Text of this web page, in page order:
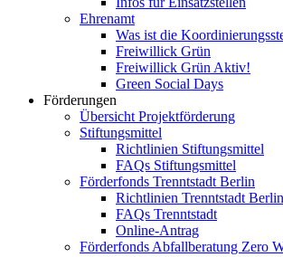
Ehrenamt
Was ist die
Freiwillick Grün
Freiwillick Grün Aktiv!
Green Social Days
Förderungen
Übersicht Projektförderung
Stiftungsmittel
Richtlinien Stiftungsmittel
FAQs Stiftungsmittel
Förderfonds Trenntstadt Berlin
Richtlinien Trenntstadt Berlin
FAQs Trenntstadt
Online-Antrag
Förderfonds Abfallberatung Zero